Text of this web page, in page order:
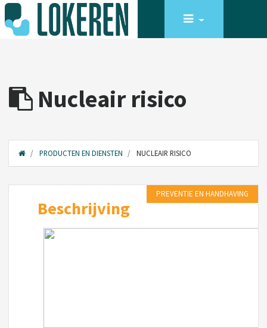
Nucleair risico
PRODUCTEN EN DIENSTEN NUCLEAIR RISICO
PREVENTIE EN HANDHAVING
Beschrijving